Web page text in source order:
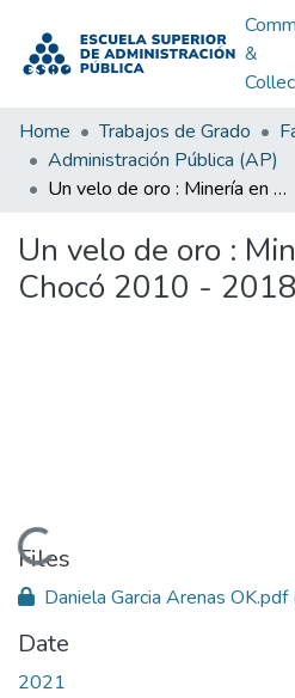
&
Home Trabajos de Grado
Administración Pública (AP)
Un velo de oro : Minería en el Chocó 2010 - 2018
Un velo de oro :
Chocó 2010 - 2018
Loading...
Files
Daniela Garcia Arenas OK.pdf
Date
2021